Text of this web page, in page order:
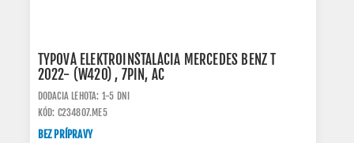
TYPOVÁ ELEKTROINŠTALÁCIA MERCEDES BENZ T
2022- (W420) , 7PIN, AC
DODACIA LEHOTA: 1-5 DNI
KÓD: C234807.ME5
BEZ PRÍPRAVY